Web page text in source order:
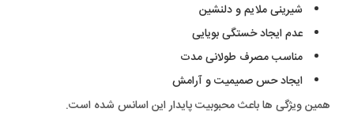
شیرینی ملایم و دلنشین
عدم ایجاد خستگی بویایی
مناسب مصرف طولانی مدت
ایجاد حس صمیمیت و آرامش
همین ویژگی ها باعث محبوبیت پایدار این اسانس شده است.